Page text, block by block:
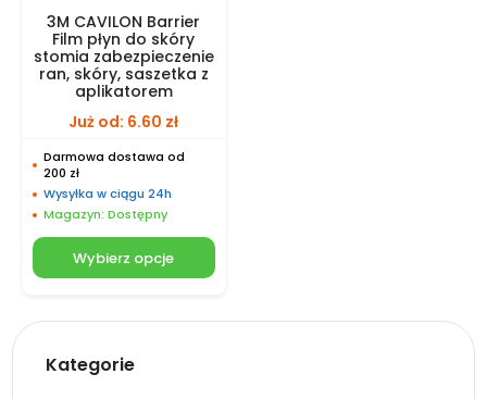
3M CAVILON Barrier
Film płyn do skóry
stomia zabezpieczenie
ran, skóry, saszetka z
aplikatorem
Już od: 6.60 zł
Darmowa dostawa od
200 zł
Wysyłka w ciągu 24h
Magazyn: Dostępny
Wybierz opcje
Kategorie